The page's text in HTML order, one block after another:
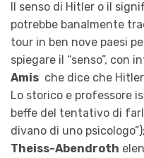
Il senso di Hitler o il
potrebbe banalmente
tour in ben nove paesi
spiegare il “senso”, con
Amis che dice che
Lo storico e professore
beffe del tentativo di
divano di uno
Theiss-Abendroth